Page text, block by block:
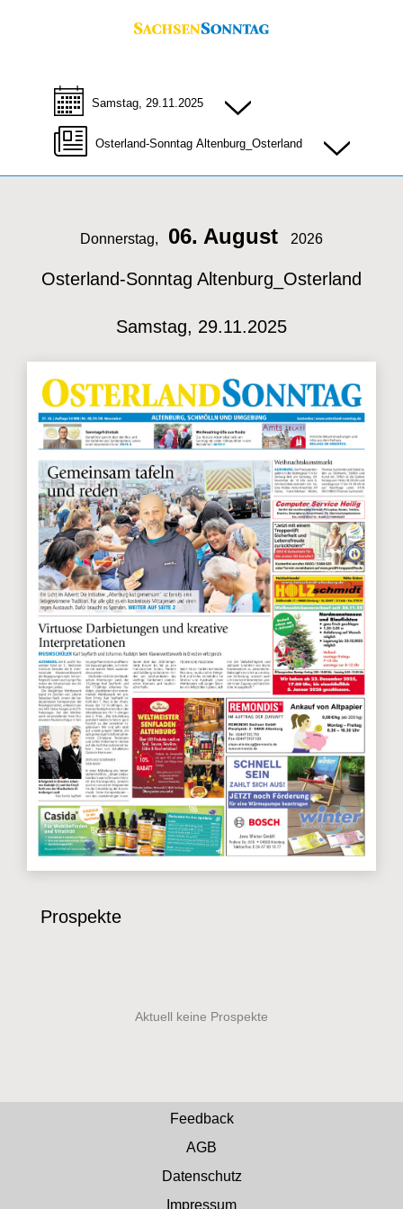
Samstag, 29.11.2025
Osterland-Sonntag Altenburg_Osterland
Donnerstag, 06. August 2026
Osterland-Sonntag Altenburg_Osterland
Samstag, 29.11.2025
Prospekte
Feedback
AGB
Datenschutz
Impressum